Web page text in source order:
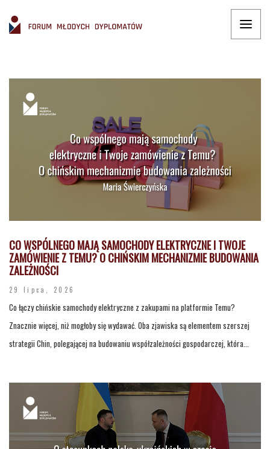
CO WSPÓLNEGO MAJĄ SAMOCHODY ELEKTRYCZNE I TWOJE
ZAMÓWIENIE Z TEMU? O CHIŃSKIM MECHANIZMIE BUDOWANIA
ZALEŻNOŚCI
29 lipca, 2026
Co łączy chińskie samochody elektryczne z zakupami na platformie Temu?
Znacznie więcej, niż mogłoby się wydawać. Oba zjawiska są elementem szerszej
strategii Chin, polegającej na budowaniu współzależności gospodarczej, która...